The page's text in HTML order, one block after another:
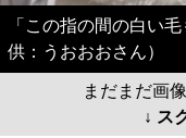
「この指の間の白い
供：うおおおさん）
まだまだ画
↓ ス